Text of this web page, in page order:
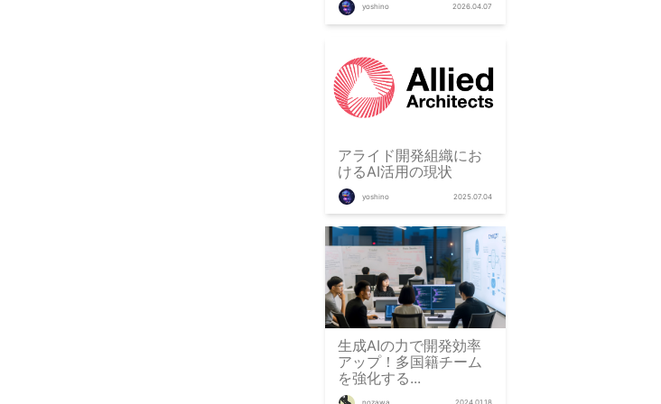
yoshino 2026.04.07
アライド開発組織にお
けるAI活用の現状
yoshino 2025.07.04
生成AIの力で開発効率
アップ！多国籍チーム
を強化する...